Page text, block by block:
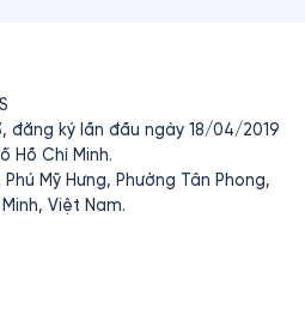
đăng ký lần đầu ngày 18/04/2019
Hồ Chí Minh.
Mỹ Hưng, Phường Tân Phong,
Việt Nam.